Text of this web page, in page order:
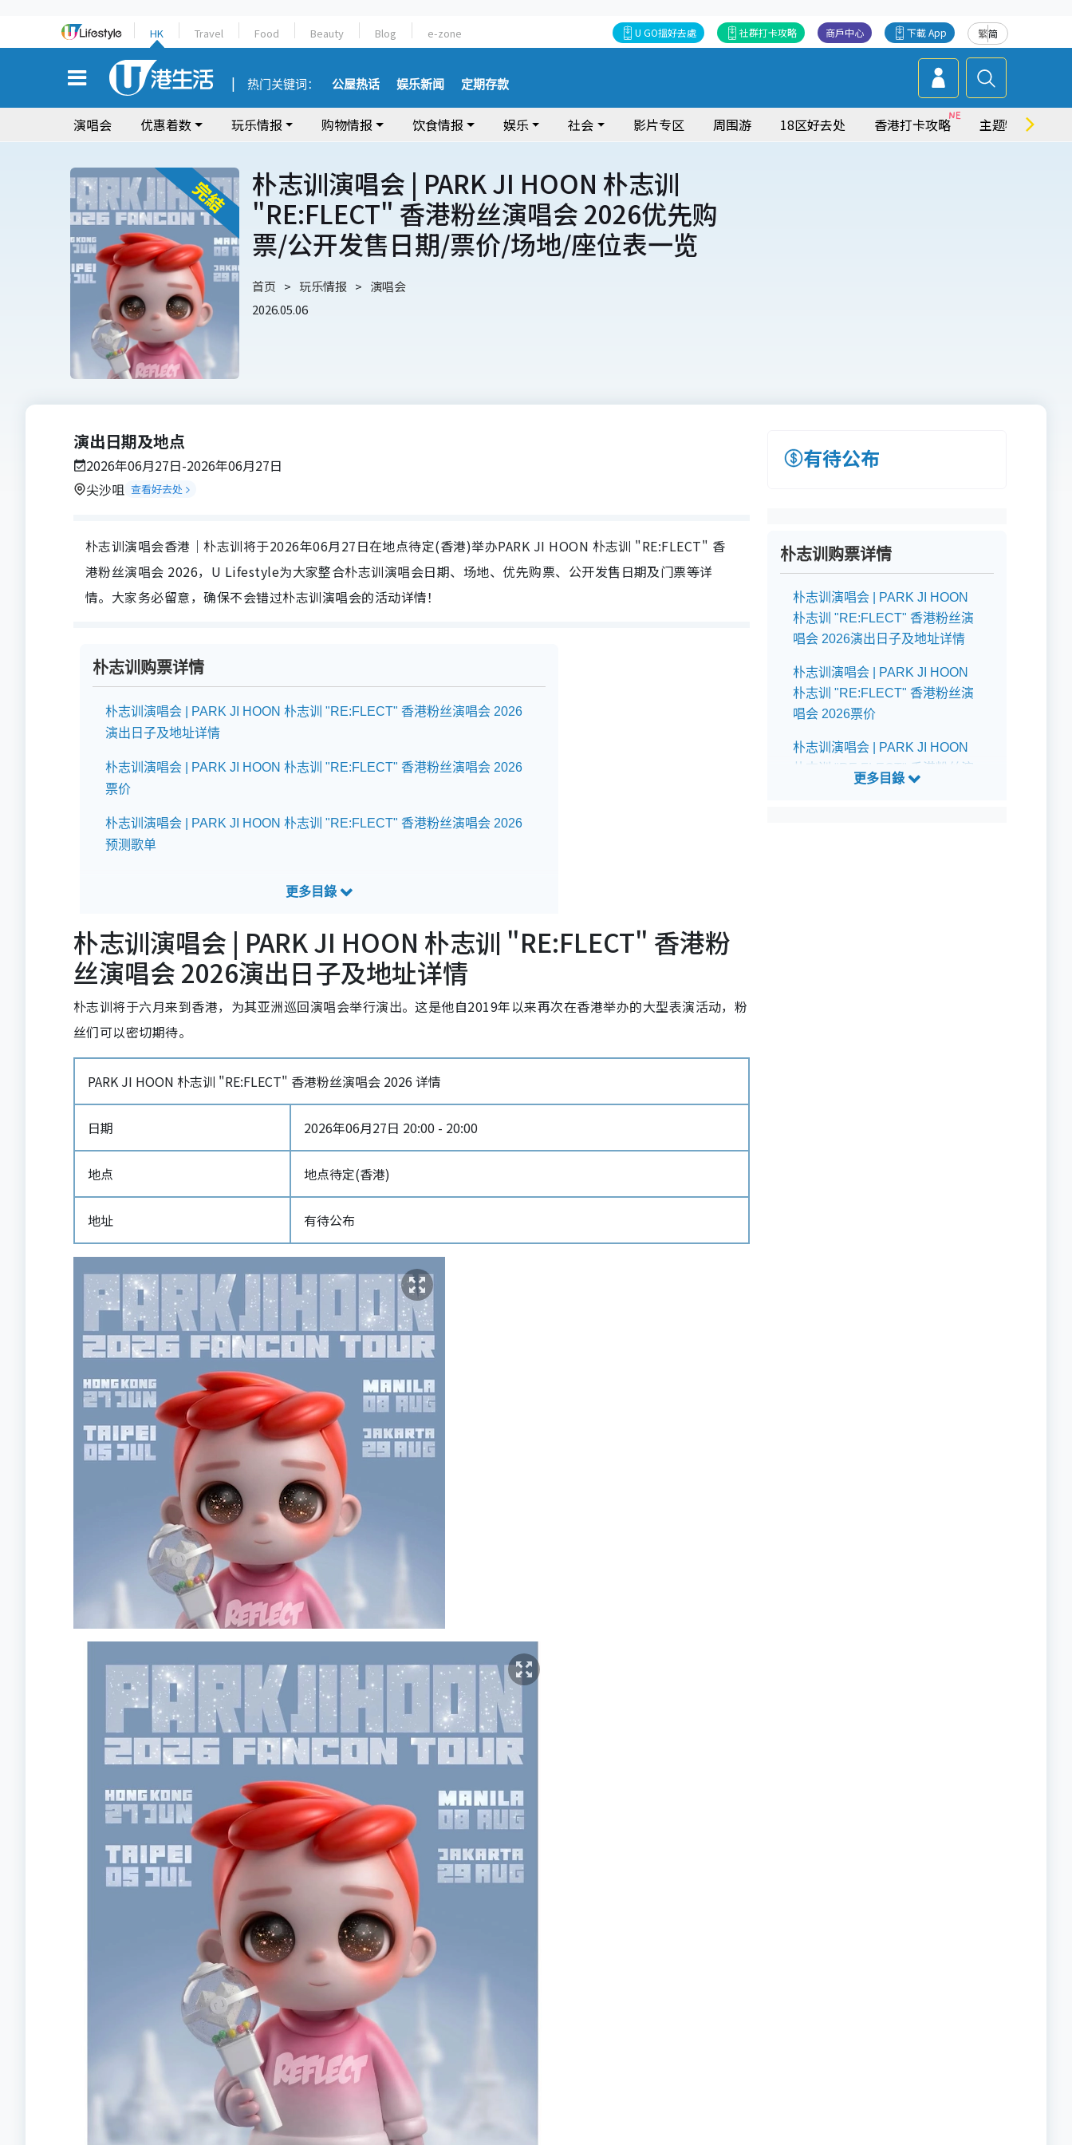
HK Travel Food Beauty Blog e-zone 繁简
下載 App
商戶中心
社群打卡攻略
U GO搵好去處
热门关键词： 公屋热话 娱乐新闻 定期存款
演唱会 优惠着数 玩乐情报 购物情报 饮食情报 娱乐 社会 影片专区 周围游 18区好去处 香港打卡攻略 主题特集
朴志训演唱会 | PARK JI HOON 朴志训
"RE:FLECT" 香港粉丝演唱会 2026优先购
票/公开发售日期/票价/场地/座位表一览
首页 玩乐情报
演唱会
2026.05.06
演出日期及地点
2026年06月27日-2026年06月27日
尖沙咀 查看好去处
朴志训演唱会香港｜朴志训将于2026年06月27日在地点待定(香港)举办PARK JI HOON 朴志训 "RE:FLECT" 香
港粉丝演唱会 2026，U Lifestyle为大家整合朴志训演唱会日期、场地、优先购票、公开发售日期及门票等详
情。大家务必留意，确保不会错过朴志训演唱会的活动详情！
朴志训购票详情
朴志训演唱会 | PARK JI HOON 朴志训 "RE:FLECT" 香港粉丝演唱会 2026
演出日子及地址详情
朴志训演唱会 | PARK JI HOON 朴志训 "RE:FLECT" 香港粉丝演唱会 2026
票价
朴志训演唱会 | PARK JI HOON 朴志训 "RE:FLECT" 香港粉丝演唱会 2026
预测歌单
朴志训演唱会 | PARK JI HOON 朴志训 "RE:FLECT" 香港粉
丝演唱会 2026演出日子及地址详情
朴志训将于六月来到香港，为其亚洲巡回演唱会举行演出。这是他自2019年以来再次在香港举办的大型表演活动，粉
丝们可以密切期待。
PARK JI HOON 朴志训 "RE:FLECT" 香港粉丝演唱会 2026 详情
日期 2026年06月27日 20:00 - 20:00
地点 地点待定(香港)
地址 有待公布
有待公布
朴志训购票详情
朴志训演唱会 | PARK JI HOON
朴志训 "RE:FLECT" 香港粉丝演
唱会 2026演出日子及地址详情
朴志训演唱会 | PARK JI HOON
朴志训 "RE:FLECT" 香港粉丝演
唱会 2026票价
朴志训演唱会 | PARK JI HOON
朴志训 "RE:FLECT" 香港粉丝演
唱会 2026预测歌单